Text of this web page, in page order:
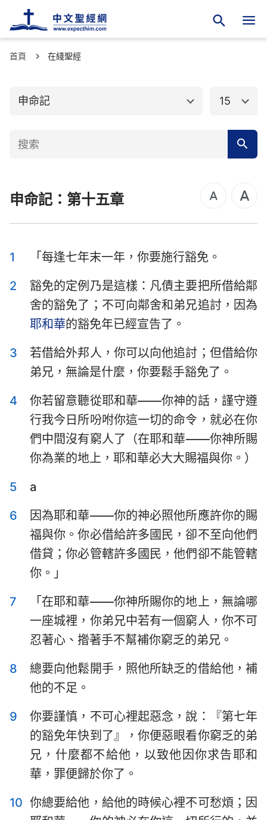
首頁 在綫聖經
申命記
舊約聖經
創世記
申命記
撒母耳記上
歷代志上 歷代志下
以斯拉記 尼希米記
以斯帖記 約伯記
傳道書 雅歌
耶利米哀歌 以西結書
但以理書 何西阿書
約珥書 阿摩司書
俄巴底亞書
彌迦書 那鴻書
哈巴谷書 西番雅書
哈該書
瑪拉基書
15
申命記：第十五章
1
「每逢七年末一年，你要施行豁免。
2
豁免的定例乃是這樣：凡債主要把所借給鄰
舍的豁免了；不可向鄰舍和弟兄追討，因為
耶和華的豁免年已經宣告了。
3
若借給外邦人，你可以向他追討；但借給你
弟兄，無論是什麼，你要鬆手豁免了。
4
你若留意聽從耶和華——你神的話，謹守遵
行我今日所吩咐你這一切的命令，就必在你
們中間沒有窮人了（在耶和華——你神所賜
你為業的地上，耶和華必大大賜福與你。）
5
a
6
因為耶和華——你的神必照他所應許你的賜
福與你。你必借給許多國民，卻不至向他們
借貸；你必管轄許多國民，他們卻不能管轄
你。」
7
「在耶和華——你神所賜你的地上，無論哪
一座城裡，你弟兄中若有一個窮人，你不可
忍著心、揝著手不幫補你窮乏的弟兄。
8
總要向他鬆開手，照他所缺乏的借給他，補
他的不足。
9
你要謹慎，不可心裡起惡念，說：『第七年
的豁免年快到了』，你便惡眼看你窮乏的弟
兄，什麼都不給他，以致他因你求告耶和
華，罪便歸於你了。
10 你總要給他，給他的時候心裡不可愁煩；因